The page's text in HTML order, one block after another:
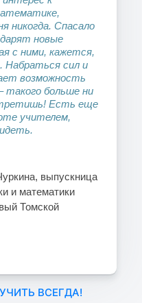
никогда. Спасало
новые
с ними, кажется,
Набраться сил и
возможность
такого больше ни
Есть еще
учителем,
, выпускница
и математики
Томской